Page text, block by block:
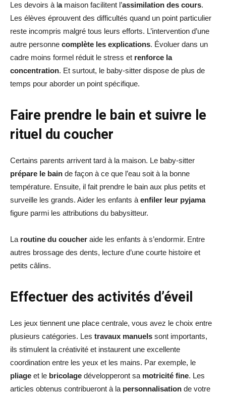
Les devoirs à la maison facilitent l’assimilation des cours.
Les élèves éprouvent des difficultés quand un point particulier
reste incompris malgré tous leurs efforts. L’intervention d’une
autre personne complète les explications. Évoluer dans un
cadre moins formel réduit le stress et renforce la
concentration. Et surtout, le baby-sitter dispose de plus de
temps pour aborder un point spécifique.
Faire prendre le bain et suivre le
rituel du coucher
Certains parents arrivent tard à la maison. Le baby-sitter
prépare le bain de façon à ce que l’eau soit à la bonne
température. Ensuite, il fait prendre le bain aux plus petits et
surveille les grands. Aider les enfants à enfiler leur pyjama
figure parmi les attributions du babysitteur.
La routine du coucher aide les enfants à s’endormir. Entre
autres brossage des dents, lecture d’une courte histoire et
petits câlins.
Effectuer des activités d’éveil
Les jeux tiennent une place centrale, vous avez le choix entre
plusieurs catégories. Les travaux manuels sont importants,
ils stimulent la créativité et instaurent une excellente
coordination entre les yeux et les mains. Par exemple, le
pliage et le bricolage développeront sa motricité fine. Les
articles obtenus contribueront à la personnalisation de votre